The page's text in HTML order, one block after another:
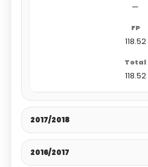
—
118.52
118.52
2017/2018
2016/2017